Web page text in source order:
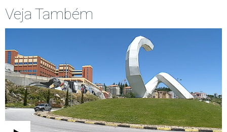
Veja Também